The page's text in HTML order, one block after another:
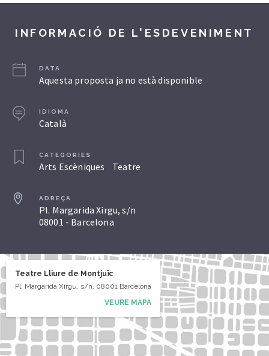
INFORMACIÓ DE L'ESDEVENIMENT
DATA
Aquesta proposta ja no està disponible
IDIOMA
Català
CATEGORIES
Arts Escèniques Teatre
ADREÇA
Pl. Margarida Xirgu, s/n
08001 - Barcelona
Teatre Lliure de Montjuïc
Pl. Margarida Xirgu, s/n, 08001 Barcelona
VEURE MAPA